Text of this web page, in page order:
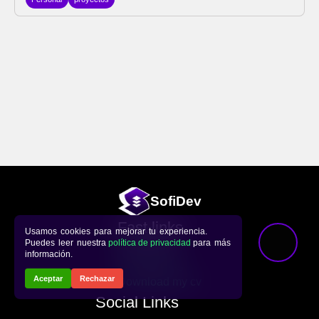
SofiDev
Fast links
Repository
Social Links
Usamos cookies para mejorar tu experiencia.
Puedes leer nuestra política de privacidad para más
información.
Aceptar Rechazar